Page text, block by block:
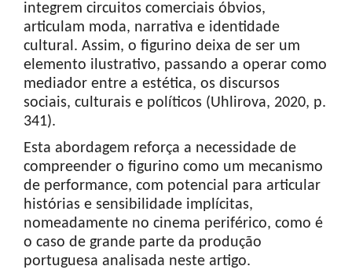
integrem circuitos comerciais óbvios,
articulam moda, narrativa e identidade
cultural. Assim, o figurino deixa de ser um
elemento ilustrativo, passando a operar como
mediador entre a estética, os discursos
sociais, culturais e políticos (Uhlirova, 2020, p.
341).
Esta abordagem reforça a necessidade de
compreender o figurino como um mecanismo
de performance, com potencial para articular
histórias e sensibilidade implícitas,
nomeadamente no cinema periférico, como é
o caso de grande parte da produção
portuguesa analisada neste artigo.